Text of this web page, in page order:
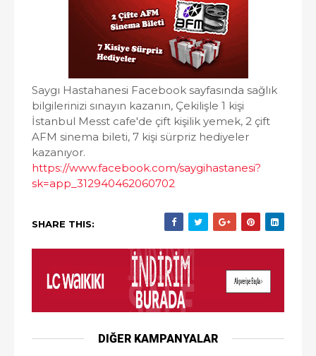
Saygı Hastahanesi Facebook sayfasında sağlık
bilgilerinizi sınayın kazanın, Çekilişle 1 kişi
İstanbul Messt cafe'de çift kişilik yemek, 2 çift
AFM sinema bileti, 7 kişi sürpriz hediyeler
kazanıyor.
https://www.facebook.com/saygihastanesi?
sk=app_312940462060702
SHARE THIS:
DIĞER KAMPANYALAR